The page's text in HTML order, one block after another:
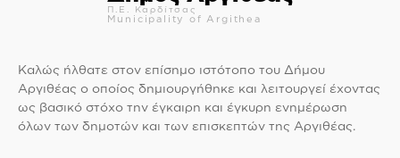
Π.Ε. Καρδίτσας
Municipality of Argithea
Καλώς ήλθατε στον επίσημο ιστότοπο του Δήμου
Αργιθέας ο οποίος δημιουργήθηκε και λειτουργεί έχοντας
ως βασικό στόχο την έγκαιρη και έγκυρη ενημέρωση
όλων των δημοτών και των επισκεπτών της Αργιθέας.